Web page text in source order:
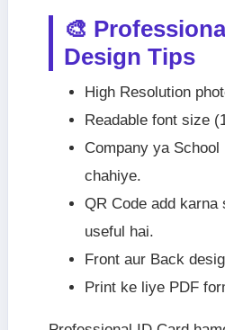
🎨
Design Tips
High Resolution
Readable font size
Company ya
chahiye.
QR Code add
useful hai.
Front aur Back
Print ke liye PDF